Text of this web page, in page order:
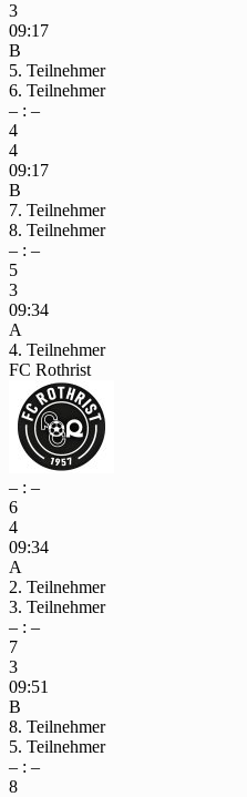
3
09:17
B
5. Teilnehmer
6. Teilnehmer
– : –
4
4
09:17
B
7. Teilnehmer
8. Teilnehmer
– : –
5
3
09:34
A
4. Teilnehmer
FC Rothrist
– : –
6
4
09:34
A
2. Teilnehmer
3. Teilnehmer
– : –
7
3
09:51
B
8. Teilnehmer
5. Teilnehmer
– : –
8